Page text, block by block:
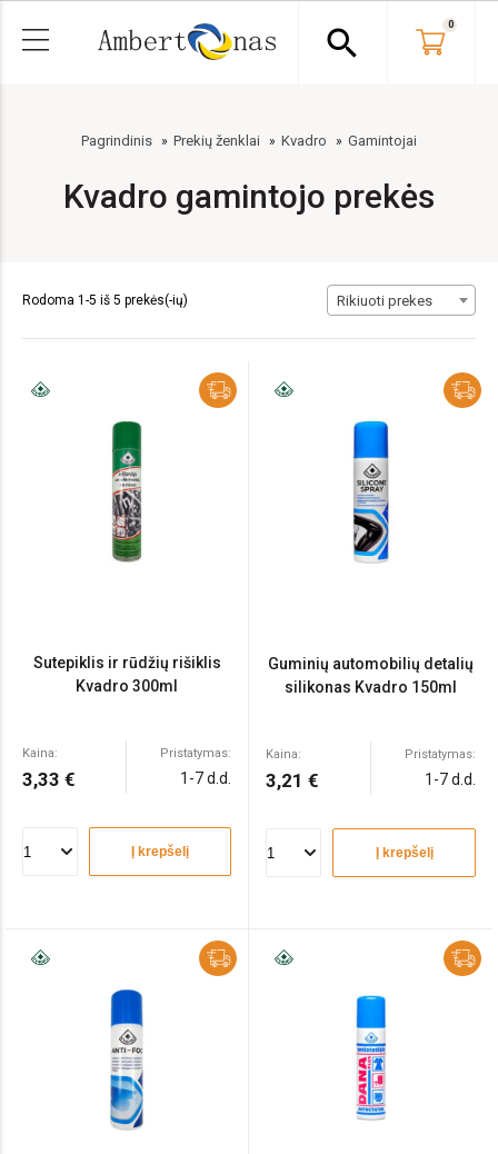
search 0
Pagrindinis Prekių ženklai Kvadro Gamintojai
Kvadro gamintojo prekės
Rodoma 1-5 iš 5 prekės(-ių) Rikiuoti prekes
Sutepiklis ir rūdžių rišiklis
Kvadro 300ml
Kaina:
3,33 €
Pristatymas:
1-7 d.d.
Į krepšelį
Guminių automobilių detalių
silikonas Kvadro 150ml
Kaina:
3,21 €
Pristatymas:
1-7 d.d.
Į krepšelį